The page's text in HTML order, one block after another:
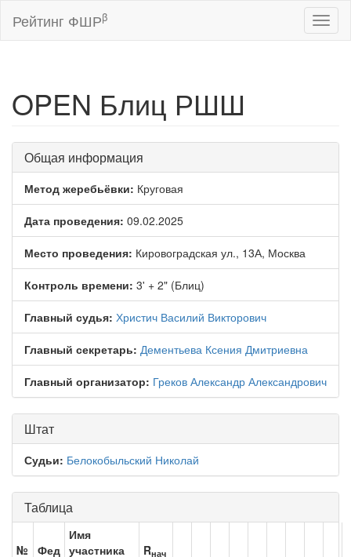
Рейтинг ФШРβ
OPEN Блиц РШШ
Общая информация
Метод жеребьёвки: Круговая
Дата проведения: 09.02.2025
Место проведения: Кировоградская ул., 13А, Москва
Контроль времени: 3' + 2" (Блиц)
Главный судья: Христич Василий Викторович
Главный секретарь: Дементьева Ксения Дмитриевна
Главный организатор: Греков Александр Александрович
Штат
Судьи: Белокобыльский Николай
Таблица
№ Фед
Имя
участника
Rнач